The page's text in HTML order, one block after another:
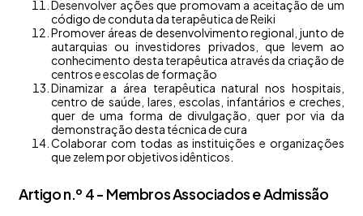
Desenvolver ações que promovam a aceitação de um
código de conduta da terapêutica de Reiki
Promover áreas de desenvolvimento regional, junto de
autarquias ou investidores privados, que levem ao
conhecimento desta terapêutica através da criação de
centros e escolas de formação
Dinamizar a área terapêutica natural nos hospitais,
centro de saúde, lares, escolas, infantários e creches,
quer de uma forma de divulgação, quer por via da
demonstração desta técnica de cura
Colaborar com todas as instituições e organizações
que zelem por objetivos idênticos.
Artigo n.º 4 - Membros Associados e Admissão